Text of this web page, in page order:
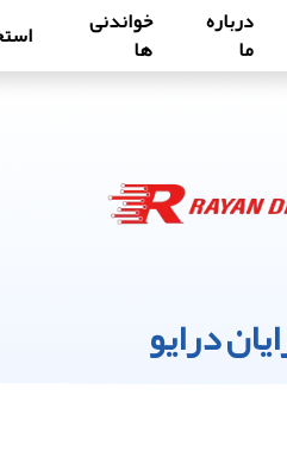
درباره
ما
خواندنی
ها
درایو